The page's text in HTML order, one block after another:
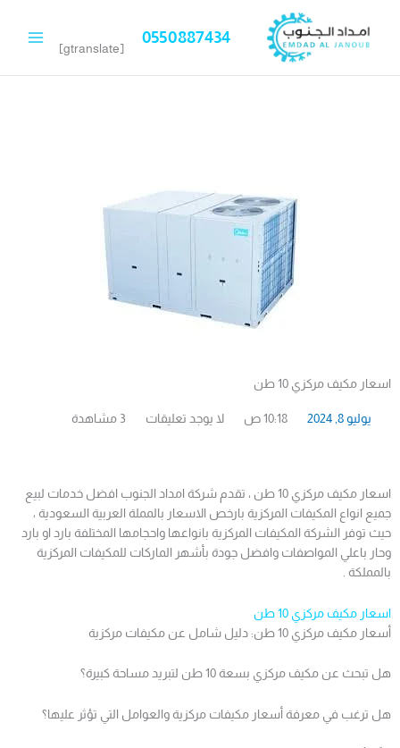
المحتوى
0550887434
[gtranslate]
اسعار مكيف مركزي 10 طن
يوليو 8, 2024 10:18 ص لا يوجد تعليقات 3 مشاهدة
اسعار مكيف مركزي 10 طن ، تقدم شركة امداد الجنوب افضل خدمات لبيع
جميع انواع المكيفات المركزية بارخص الاسعار بالمملة العربية السعودية ،
حيث توفر الشركة المكيفات المركزية بانواعها واحجامها المختلفة بارد او بارد
وحار باعلي المواصفات وافضل جودة بأشهر الماركات للمكيفات المركزية
بالمملكة .
اسعار مكيف مركزي 10 طن
أسعار مكيف مركزي 10 طن: دليل شامل عن مكيفات مركزية
هل تبحث عن مكيف مركزي بسعة 10 طن لتبريد مساحة كبيرة؟
هل ترغب في معرفة أسعار مكيفات مركزية والعوامل التي تؤثر عليها؟